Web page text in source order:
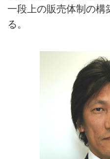
一段上の販売体制の構
る。